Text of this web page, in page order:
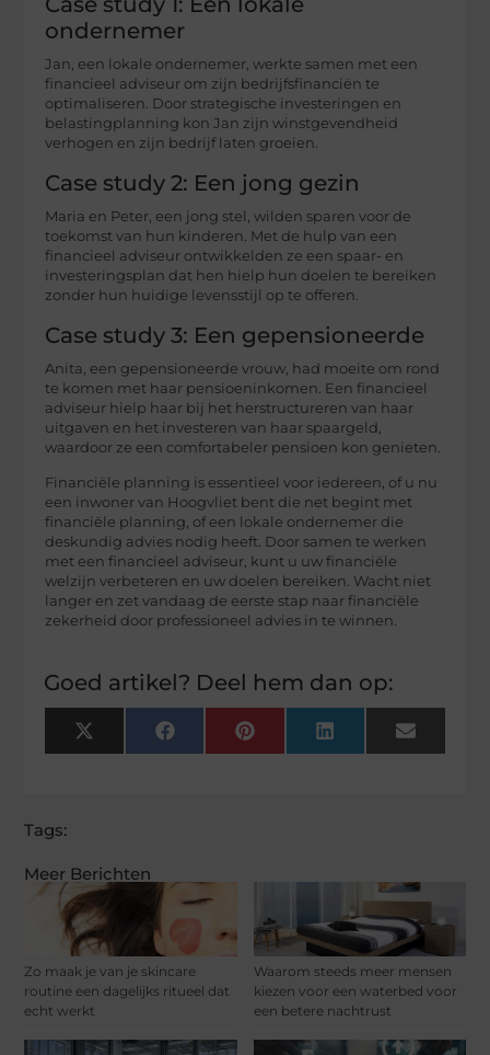
Meer Berichten
Zo maak je van je skincare
routine een dagelijks ritueel dat
echt werkt
Waarom steeds meer mensen
kiezen voor een waterbed voor
een betere nachtrust
ondernemer
Jan, een lokale ondernemer, werkte samen met een
financieel adviseur om zijn bedrijfsfinanciën te
optimaliseren. Door strategische investeringen en
belastingplanning kon Jan zijn winstgevendheid
verhogen en zijn bedrijf laten groeien.
Case study 2: Een jong gezin
Maria en Peter, een jong stel, wilden sparen voor de
toekomst van hun kinderen. Met de hulp van een
financieel adviseur ontwikkelden ze een spaar- en
investeringsplan dat hen hielp hun doelen te bereiken
zonder hun huidige levensstijl op te offeren.
Case study 3: Een gepensioneerde
Anita, een gepensioneerde vrouw, had moeite om rond
te komen met haar pensioeninkomen. Een financieel
adviseur hielp haar bij het herstructureren van haar
uitgaven en het investeren van haar spaargeld,
waardoor ze een comfortabeler pensioen kon genieten.
Financiële planning is essentieel voor iedereen, of u nu
een inwoner van Hoogvliet bent die net begint met
financiële planning, of een lokale ondernemer die
deskundig advies nodig heeft. Door samen te werken
met een financieel adviseur, kunt u uw financiële
welzijn verbeteren en uw doelen bereiken. Wacht niet
langer en zet vandaag de eerste stap naar financiële
zekerheid door professioneel advies in te winnen.
Goed artikel? Deel hem dan op:
X
(Twitter)
FacebookPinterest LinkedIn Email
Tags: